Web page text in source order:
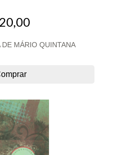
MÁRIO QUINTANA